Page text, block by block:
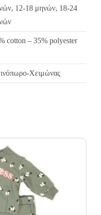
12-18 μηνών, 18-24
cotton – 35% polyester
Χειμώνας